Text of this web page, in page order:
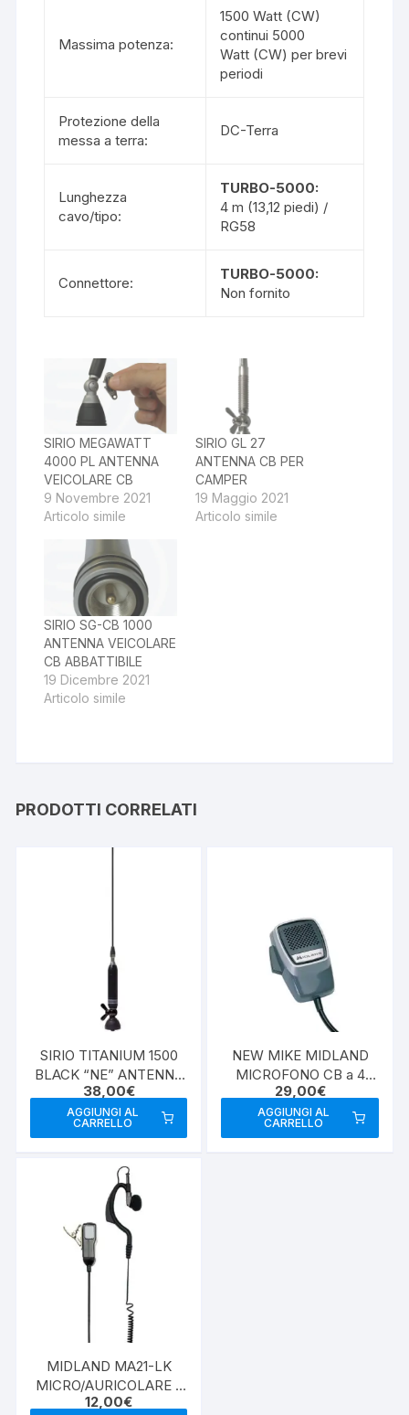
Massima potenza:
1500 Watt (CW)
continui 5000
Watt (CW) per brevi
periodi
Protezione della
messa a terra:
DC-Terra
Lunghezza
cavo/tipo:
TURBO-5000:
4 m (13,12 piedi) /
RG58
Connettore:
TURBO-5000:
Non fornito
SIRIO MEGAWATT
4000 PL ANTENNA
VEICOLARE CB
9 Novembre 2021
Articolo simile
SIRIO GL 27
ANTENNA CB PER
CAMPER
19 Maggio 2021
Articolo simile
SIRIO SG-CB 1000
ANTENNA VEICOLARE
CB ABBATTIBILE
19 Dicembre 2021
Articolo simile
PRODOTTI CORRELATI
SIRIO TITANIUM 1500
BLACK “NE” ANTENNA
VEICOLARE CB
38,00€
AGGIUNGI AL
CARRELLO
NEW MIKE MIDLAND
MICROFONO CB a 4
POLI ORIGINALE
29,00€
AGGIUNGI AL
CARRELLO
MIDLAND MA21-LK
MICRO/AURICOLARE 2
PIN KENWOOD
12,00€